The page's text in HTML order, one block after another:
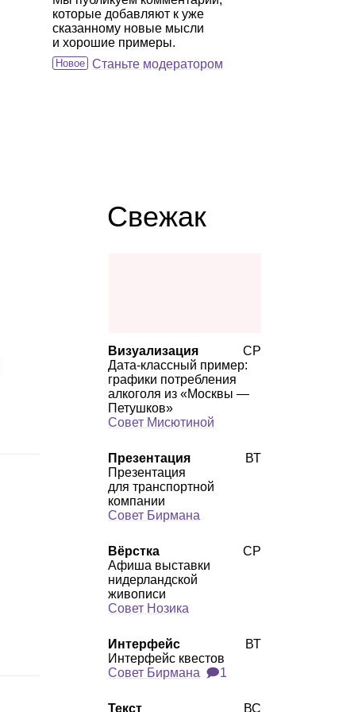
которые добавляют к уже
сказанному новые мысли
и хорошие примеры.
Новое Станьте модератором
Свежак
Визуализация
Дата‑классный пример:
графики потребления
алкоголя из «Москвы —
Петушков»
Совет Мисютиной
СР
Презентация
Презентация
для транспортной
компании
Совет Бирмана
ВТ
Вёрстка
Афиша выставки
нидерландской
живописи
Совет Нозика
СР
Интерфейс
Интерфейс квестов
Совет Бирмана 🗩1
ВТ
Текст ВС